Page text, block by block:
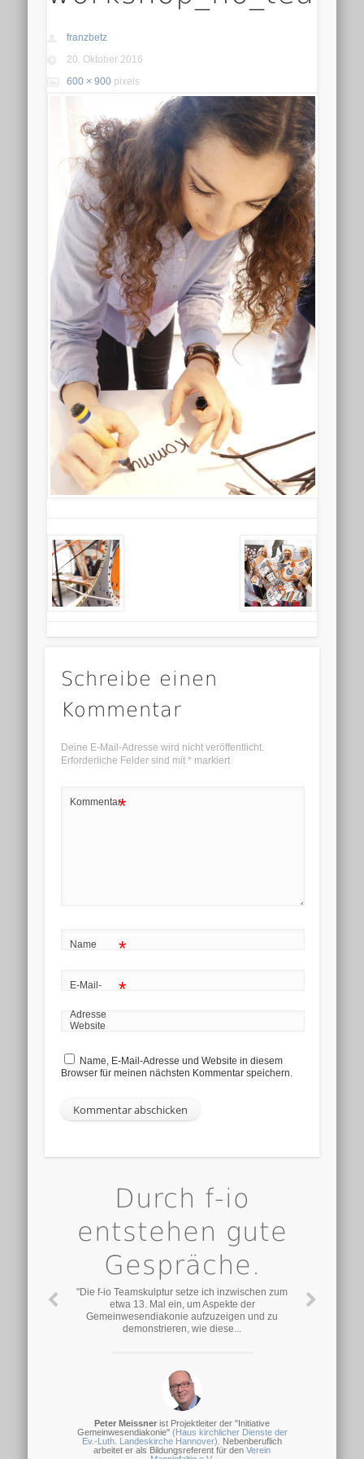
franzbetz
20. Oktober 2016
600 × 900 pixels
Schreibe einen
Kommentar
Deine E-Mail-Adresse wird nicht veröffentlicht.
Erforderliche Felder sind mit *markiert
Kommentar*
Name *
E-Mail-
Adresse
*
Website
Name, E-Mail-Adresse und Website in diesem
Browser für meinen nächsten Kommentar speichern.
Durch f-io
entstehen gute
Gespräche.
"Die f-io Teamskulptur setze ich inzwischen zum
etwa 13. Mal ein, um Aspekte der
Gemeinwesendiakonie aufzuzeigen und zu
demonstrieren, wie diese...
Peter Meissner ist Projektleiter der "Initiative
Gemeinwesendiakonie" (Haus kirchlicher Dienste der
Ev.-Luth. Landeskirche Hannover). Nebenberuflich
arbeitet er als Bildungsreferent für den Verein